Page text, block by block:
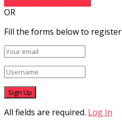
OR
Fill the forms below to register
All fields are required. Log In